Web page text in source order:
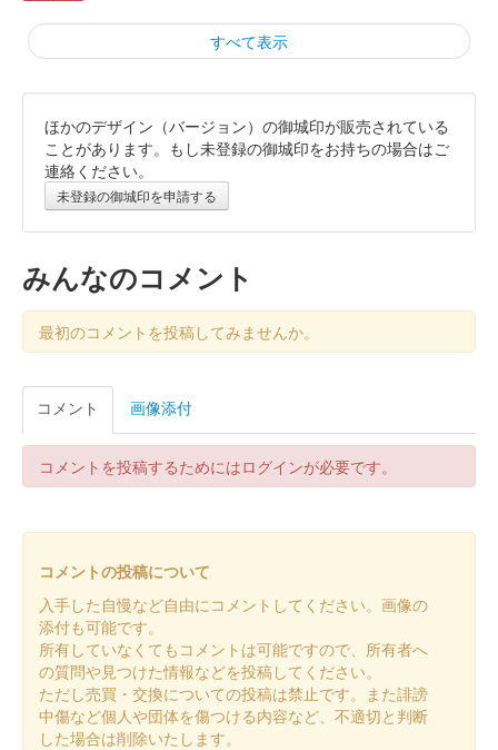
すべて表示
和歌山城 御城印 令和八年 新春版 ピンク
販売終了
和歌山城の令和八年・新春版御城印で、追加販売されたピンク紙
版。右上の文言は複数パターンがあり、購入時に自分の好きな文
言を選べた。
令和八年 和歌山城 御城印新春版 銀
色 令和八年 新春版
令和八年新春版御城印。金色・銀色の2種が発売された。セット
販売もあり。
令和八年 和歌山城 御城印新春版 金
色 令和八年 新春版
販売終了
令和八年新春版御城印。金色・銀色の2種が発売された。セット
販売もあり。
ほかのデザイン（バージョン）の御城印が販売されている
ことがあります。もし未登録の御城印をお持ちの場合はご
連絡ください。
未登録の御城印を申請する
みんなのコメント
最初のコメントを投稿してみませんか。
コメント 画像添付
コメントを投稿するためにはログインが必要です。
コメントの投稿について
入手した自慢など自由にコメントしてください。画像の
添付も可能です。
所有していなくてもコメントは可能ですので、所有者へ
の質問や見つけた情報などを投稿してください。
ただし売買・交換についての投稿は禁止です。また誹謗
中傷など個人や団体を傷つける内容など、不適切と判断
した場合は削除いたします。